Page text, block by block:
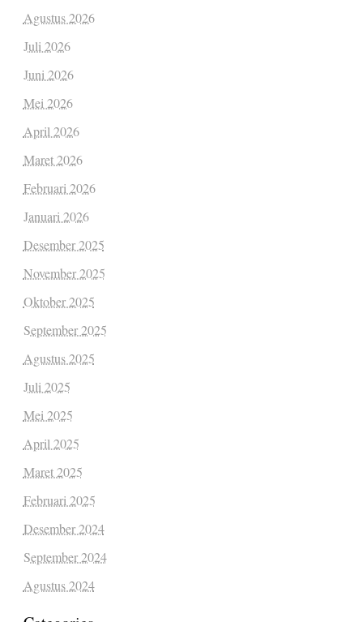
Agustus 2026
Juli 2026
Juni 2026
Mei 2026
April 2026
Maret 2026
Februari 2026
Januari 2026
Desember 2025
November 2025
Oktober 2025
September 2025
Agustus 2025
Juli 2025
Mei 2025
April 2025
Maret 2025
Februari 2025
Desember 2024
September 2024
Agustus 2024